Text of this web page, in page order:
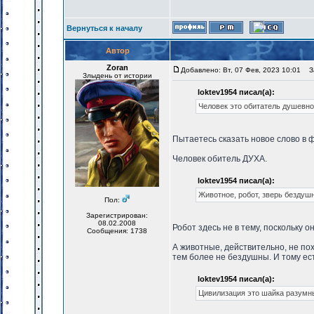
Вернуться к началу
Автор
Zoran
Злыдень от истории
Пол:
Зарегистрирован:
08.02.2008
Сообщения: 1738
Добавлено: Вт, 07 Фев, 2023 10:01
loktev1954 писал(а):
Человек это обитатель
Пытаетесь сказать новое слово в
Человек обитель ДУХА.
loktev1954 писал(а):
Животное, робот, зверь
Робот здесь не в тему, поскольку
А животные, действительно, не
тем более не бездушны. И тому
loktev1954 писал(а):
Цивилизация это шайка